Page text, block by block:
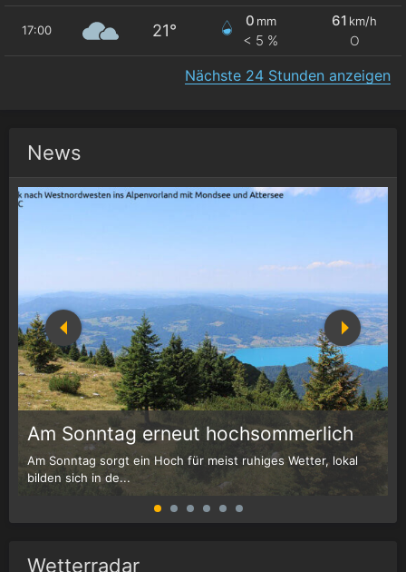
17:00 21°
0 mm
< 5 %
61 km/h
O
Nächste 24 Stunden anzeigen
News
Am Sonntag erneut hochsommerlich
Am Sonntag sorgt ein Hoch für meist ruhiges Wetter, lokal
bilden sich in de...
Wetterradar